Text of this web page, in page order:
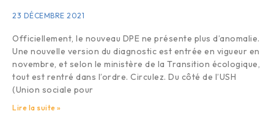
23 DÉCEMBRE 2021
Officiellement, le nouveau DPE ne présente plus d’anomalie.
Une nouvelle version du diagnostic est entrée en vigueur en
novembre, et selon le ministère de la Transition écologique,
tout est rentré dans l’ordre. Circulez. Du côté de l’USH
(Union sociale pour
Lire la suite »